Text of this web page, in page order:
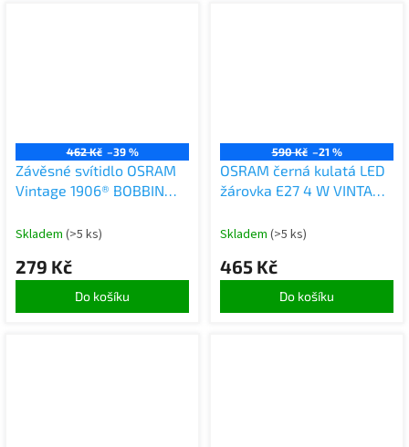
462 Kč –39 %
Závěsné svítidlo OSRAM
Vintage 1906® BOBBIN
W (LED 15 W), patice E27,
závěsné svítidlo,
kombinace se svítidly
1906 Vintage nebo Smart
Skladem (>5 ks)
279 Kč
Do košíku
590 Kč –21 %
OSRAM černá kulatá LED
žárovka E27 4 W VINTAGE,
Skladem (>5 ks)
465 Kč
Do košíku